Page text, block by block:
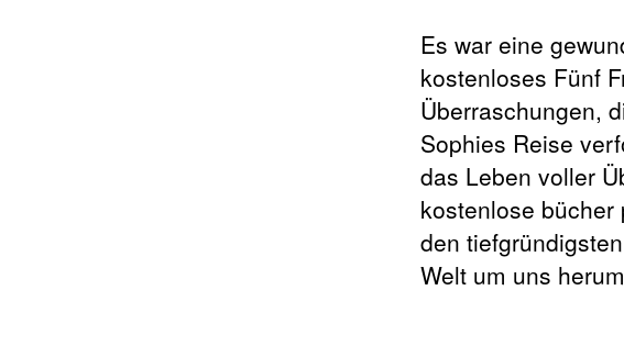
Es war eine
kostenloses Fünf
Überraschungen,
Sophies Reise
das Leben voller
kostenlose
den
Welt um uns